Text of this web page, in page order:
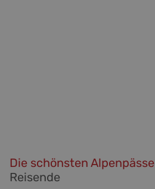
Die schönsten Alpenpässe
Reisende